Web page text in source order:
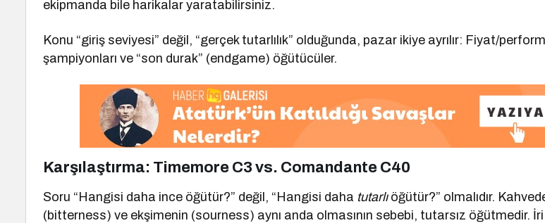
ekipmanda bile harikalar yaratabilirsiniz.
Konu “giriş seviyesi” değil, “gerçek tutarlılık” olduğunda, pazar ikiye ayrılır: Fiyat/
şampiyonları ve “son durak” (endgame) öğütücüler.
Karşılaştırma: Timemore C3 vs. Comandante C40
Soru “Hangisi daha ince öğütür?” değil, “Hangisi daha tutarlıöğütür?” olmalıdır.
(bitterness) ve ekşimenin (sourness) aynı anda olmasının sebebi, tutarsız öğütmedir.